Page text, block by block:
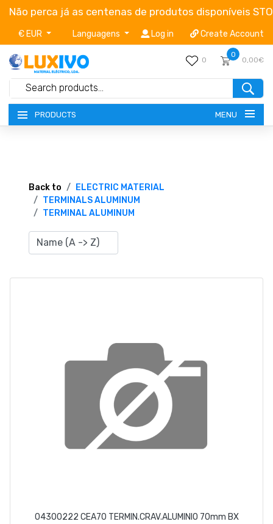
Não perca já as centenas de produtos disponíveis
€ EUR Languagens Log in Create Account
0
0
0,00€
PRODUCTS MENU
TERMS OF SERVICE
CATALOGUES
CAMPAIGNS
ABOUT US
Back to
ELECTRIC MATERIAL
TERMINALS ALUMINUM
TERMINAL ALUMINUM
04300222 CEA70 TERMIN.CRAV.ALUMINIO 70mm BX